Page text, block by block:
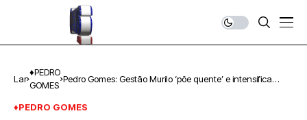
Lar
♦PEDRO
GOMES
Pedro Gomes: Gestão Murilo ‘põe quente’ e intensifica
bairros; “organizar a cidade de maneira eficiente”
♦PEDRO GOMES